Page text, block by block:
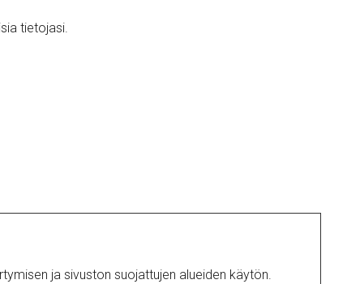
tietojasi.
ja sivuston suojattujen alueiden käytön.